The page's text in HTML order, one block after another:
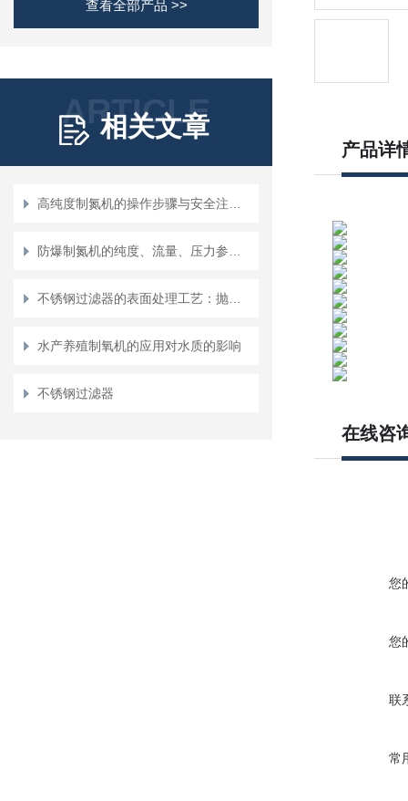
查看全部产品 >>
ARTICLE
相关文章
水产养殖制氧机的应用对水质的影响
不锈钢过滤器
产品详
在线咨
您
您
联
常